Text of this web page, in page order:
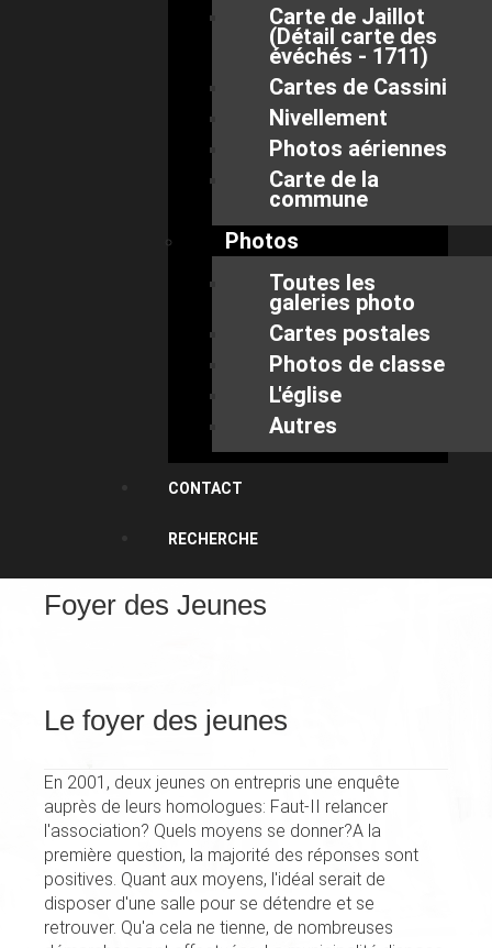
Carte de Jaillot
(Détail carte des
évéchés - 1711)
Cartes de Cassini
Nivellement
Photos aériennes
Carte de la
commune
Photos
Toutes les
galeries photo
Cartes postales
Photos de classe
L'église
Autres
CONTACT
RECHERCHE
Foyer des Jeunes
Le foyer des jeunes
En 2001, deux jeunes on entre­pris une enquête
auprès de leurs homologues: Faut-II relancer
l'association? Quels moyens se donner?A la
première question, la majorité des réponses sont
positives. Quant aux moyens, l'idéal serait de
disposer d'une salle pour se détendre et se
retrouver. Qu'a cela ne tienne, de nombreuses